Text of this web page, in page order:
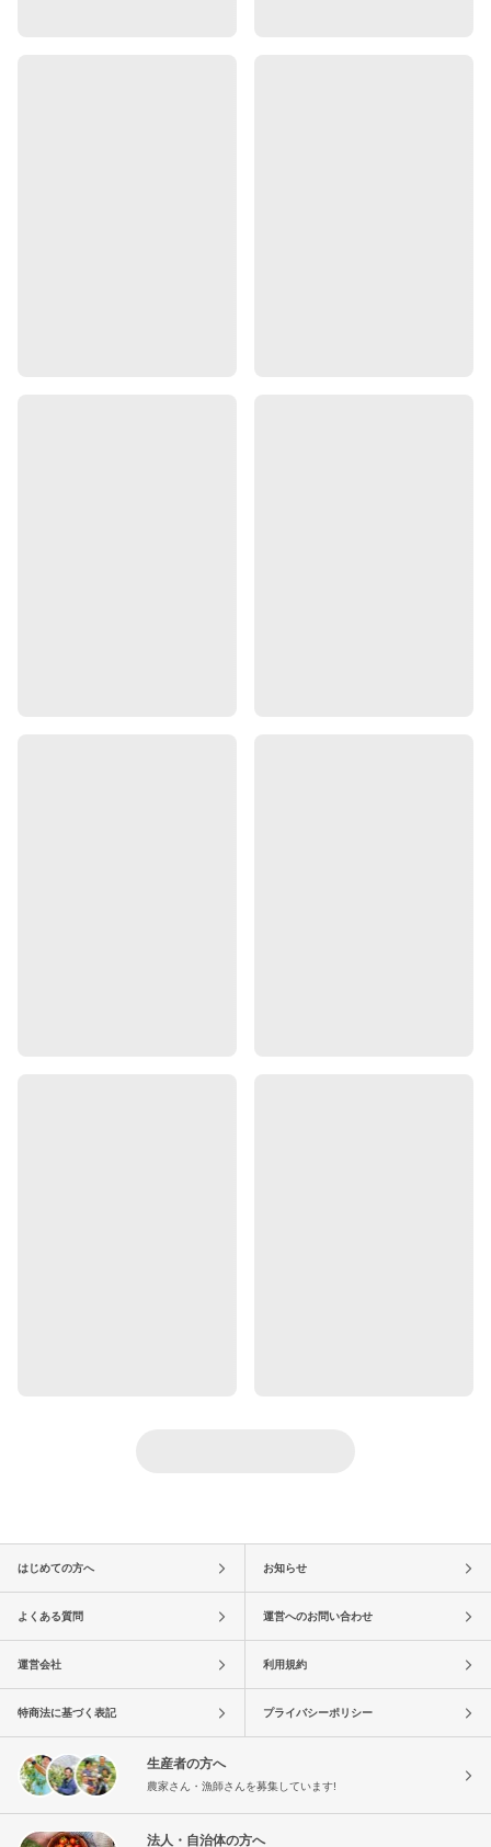
はじめての方へ お知らせ
よくある質問 運営へのお問い合わせ
運営会社 利用規約
特商法に基づく表記 プライバシーポリシー
生産者の方へ
農家さん・漁師さんを募集しています!
法人・自治体の方へ